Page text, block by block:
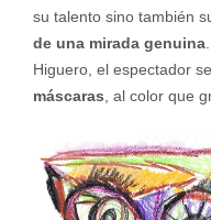
su talento sino también
de una mirada genuina
Higuero, el espectador
máscaras , al color que